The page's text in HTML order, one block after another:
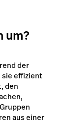
um?
der
sie effizient
den
aus einer